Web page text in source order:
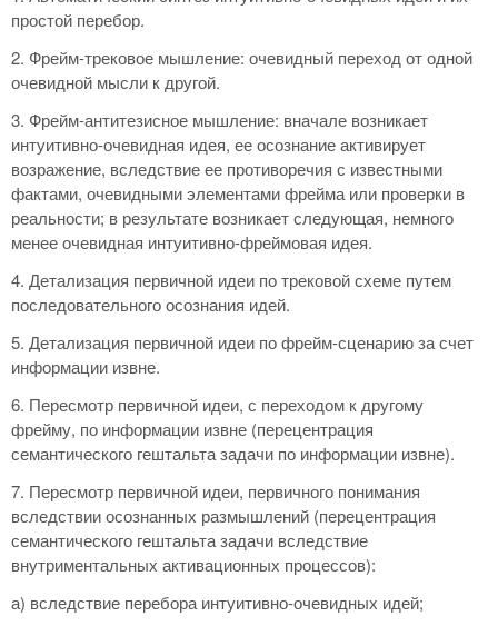
простой перебор.
2. Фрейм-трековое мышление: очевидный переход от одной
очевидной мысли к другой.
3. Фрейм-антитезисное мышление: вначале возникает
интуитивно-очевидная идея, ее осознание активирует
возражение, вследствие ее противоречия с известными
фактами, очевидными элементами фрейма или проверки в
реальности; в результате возникает следующая, немного
менее очевидная интуитивно-фреймовая идея.
4. Детализация первичной идеи по трековой схеме путем
последовательного осознания идей.
5. Детализация первичной идеи по фрейм-сценарию за счет
информации извне.
6. Пересмотр первичной идеи, с переходом к другому
фрейму, по информации извне (перецентрация
семантического гештальта задачи по информации извне).
7. Пересмотр первичной идеи, первичного понимания
вследствии осознанных размышлений (перецентрация
семантического гештальта задачи вследствие
внутриментальных активационных процессов):
а) вследствие перебора интуитивно-очевидных идей;